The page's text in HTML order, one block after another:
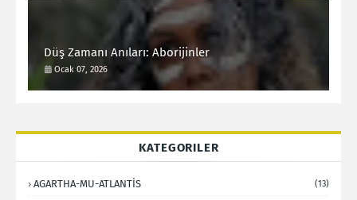
Düş Zamanı Anıları: Aborijinler
Ocak 07, 2026
KATEGORILER
AGARTHA-MU-ATLANTİS (13)